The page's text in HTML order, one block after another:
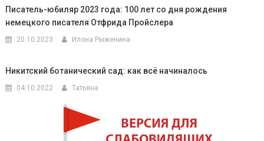
Писатель-юбиляр 2023 года: 100 лет со дня рождения
немецкого писателя Отфрида Пройслера
20.10.2023 Илона Рыженина
Никитский ботанический сад: как всё начиналось
04.10.2022 Татьяна